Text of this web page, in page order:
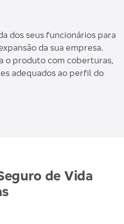
dos seus funcionários para
da sua empresa.
o produto com coberturas,
adequados ao perfil do
de Vida